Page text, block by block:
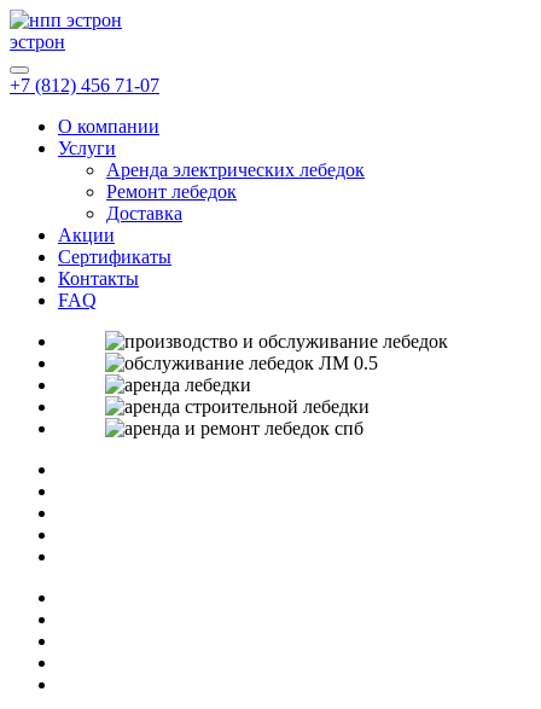
эстрон
+7 (812) 456 71-07
О компании
Услуги
Аренда электрических лебедок
Ремонт лебедок
Доставка
Акции
Сертификаты
Контакты
FAQ